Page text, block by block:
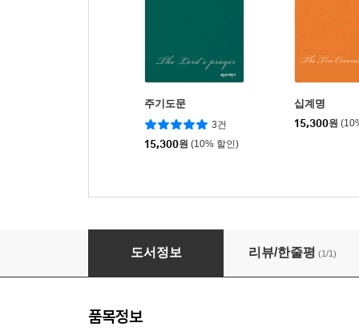
주기도문
3건
15,300원 (10% 할인)
십계명
15,300원
사도신경
도서정보 리뷰/한줄평 (1/1)
품목정보